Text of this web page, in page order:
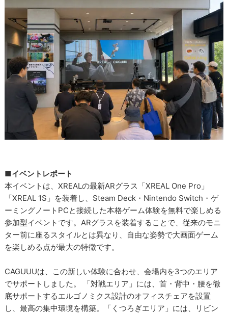
■イベントレポート
本イベントは、XREALの最新ARグラス「XREAL One Pro」
「XREAL 1S」を装着し、Steam Deck・Nintendo Switch・ゲ
ーミングノートPCと接続した本格ゲーム体験を無料で楽しめる
参加型イベントです。ARグラスを装着することで、従来のモニ
ター前に座るスタイルとは異なり、自由な姿勢で大画面ゲーム
を楽しめる点が最大の特徴です。
CAGUUUは、この新しい体験に合わせ、会場内を3つのエリア
でサポートしました。 「対戦エリア」には、首・背中・腰を徹
底サポートするエルゴノミクス設計のオフィスチェアを設置
し、最高の集中環境を構築。「くつろぎエリア」には、リビン